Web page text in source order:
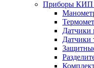
Приборы КИП
Датчики
Датчики